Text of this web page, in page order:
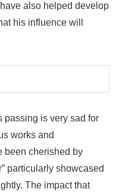
also helped develop
his influence will
passing is very sad for
works and
been cherished by
particularly showcased
The impact that